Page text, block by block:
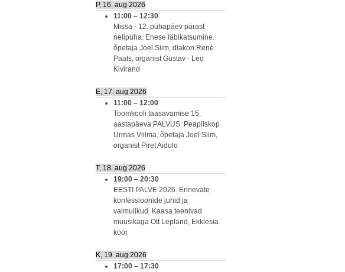
P, 16. aug 2026
11:00 – 12:30
Missa - 12. pühapäev pärast
nelipüha. Enese läbikatsumine.
õpetaja Joel Siim, diakon Renè
Paats, organist Gustav - Leo
Kivirand
E, 17. aug 2026
11:00 – 12:00
Toomkooli taasavamise 15.
aastapäeva PALVUS. Peapiiskop
Urmas Viilma, õpetaja Joel Siim,
organist Piret Aidulo
T, 18. aug 2026
19:00 – 20:30
EESTI PALVE 2026. Erinevate
konfessioonide juhid ja
vaimulikud. Kaasa teenivad
muusikaga Ott Lepland, Ekklesia
koor
K, 19. aug 2026
17:00 – 17:30